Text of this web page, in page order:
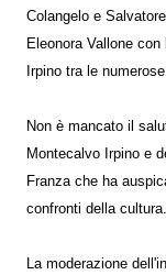
Colangelo e
Eleonora Vallone
Irpino tra le
Non è mancato il
Montecalvo Irpino e
Franza che ha
confronti della cultura.
La moderazione